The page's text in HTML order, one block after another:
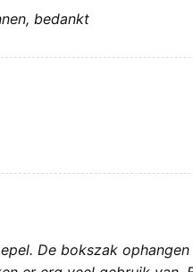
bedankt
De bokszak